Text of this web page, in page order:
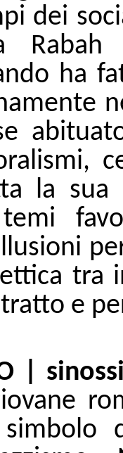
dei
Rabah
ha
la sua
tra
e
|